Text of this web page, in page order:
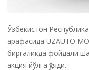
Ўзбекистон
арафасида UZAUTO
биргаликда фойдали
акция йўлга қўяди.